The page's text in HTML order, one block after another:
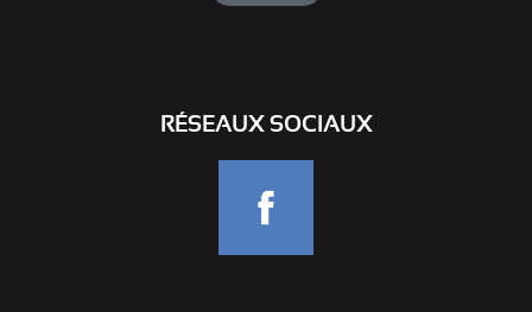
RÉSEAUX SOCIAUX